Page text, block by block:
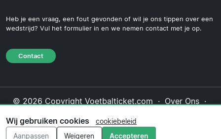
Heb je een vraag, een fout gevonden of wil je ons tippen over een
wedstrijd? Vul het formulier in en we nemen contact met je op.
Contact
© 2026 Copyright Voetbalticket.com · Over Ons·
Redactioneel beleid
Wij gebruiken cookies
cookiebeleid
Aanpassen
Weigeren Accepteren